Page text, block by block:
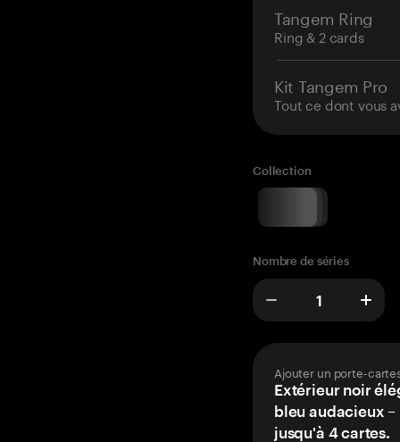
Tangem Ring
Ring & 2 cards
Kit Tangem Pro
Tout ce dont vous
Collection
Nombre de séries
Ajouter un porte-
Extérieur noir
bleu audacieux
jusqu'à 4 cartes.